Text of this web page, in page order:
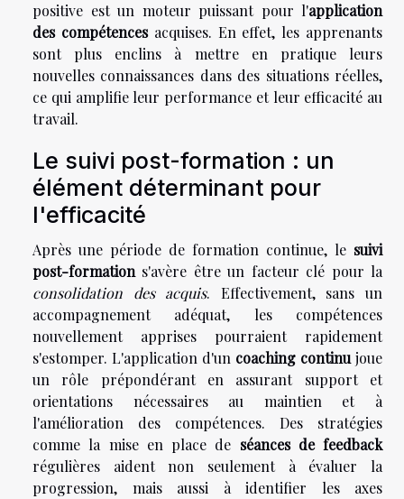
positive est un moteur puissant pour l'application
des compétencesacquises. En effet, les apprenants
sont plus enclins à mettre en pratique leurs
nouvelles connaissances dans des situations réelles,
ce qui amplifie leur performance et leur efficacité au
travail.
Le suivi post-formation : un
élément déterminant pour
l'efficacité
Après une période de formation continue, le suivi
post-formations'avère être un facteur clé pour la
consolidation des acquis. Effectivement, sans un
accompagnement adéquat, les compétences
nouvellement apprises pourraient rapidement
s'estomper. L'application d'un coaching continujoue
un rôle prépondérant en assurant support et
orientations nécessaires au maintien et à
l'amélioration des compétences. Des stratégies
comme la mise en place de séances de feedback
régulières aident non seulement à évaluer la
progression, mais aussi à identifier les axes